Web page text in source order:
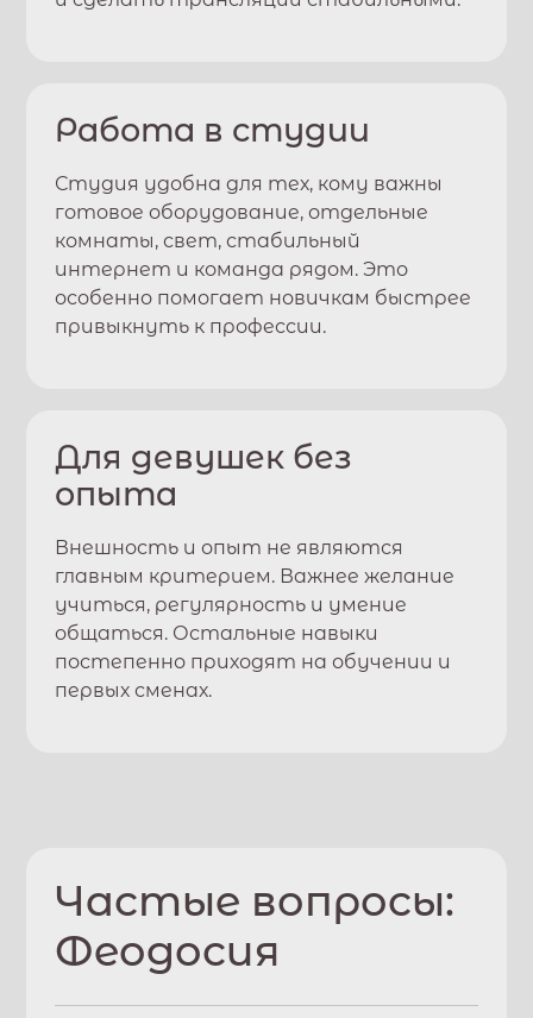
Работа в студии
Студия удобна для тех, кому важны
готовое оборудование, отдельные
комнаты, свет, стабильный
интернет и команда рядом. Это
особенно помогает новичкам быстрее
привыкнуть к профессии.
Для девушек без
опыта
Внешность и опыт не являются
главным критерием. Важнее желание
учиться, регулярность и умение
общаться. Остальные навыки
постепенно приходят на обучении и
первых сменах.
Частые вопросы:
Феодосия